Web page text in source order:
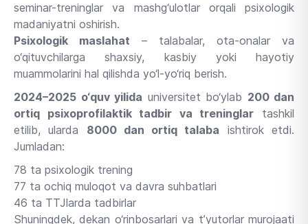
seminar-treninglar va mashg‘ulotlar orqali psixologik
madaniyatni oshirish.
Psixologik maslahat – talabalar, ota-onalar va
o‘qituvchilarga shaxsiy, kasbiy yoki hayotiy
muammolarini hal qilishda yo‘l-yo‘riq berish.
2024–2025 o‘quv yilida universitet bo‘ylab 200 dan
ortiq psixoprofilaktik tadbir va treninglar tashkil
etilib, ularda 8000 dan ortiq talaba ishtirok etdi.
Jumladan:
78 ta psixologik trening
77 ta ochiq muloqot va davra suhbatlari
46 ta TTJlarda tadbirlar
Shuningdek, dekan o‘rinbosarlari va t’yutorlar murojaati